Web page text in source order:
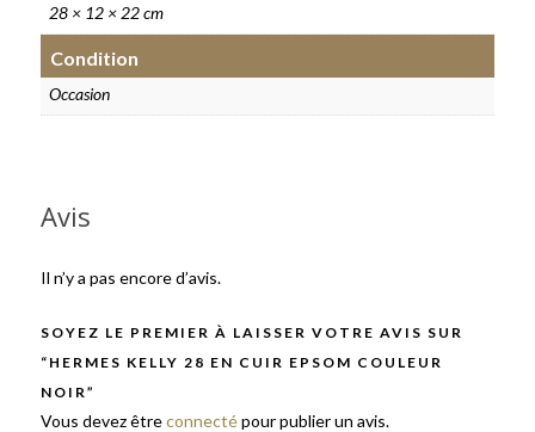
28 × 12 × 22 cm
Condition
Occasion
Avis
Il n’y a pas encore d’avis.
SOYEZ LE PREMIER À LAISSER VOTRE AVIS SUR
“HERMES KELLY 28 EN CUIR EPSOM COULEUR
NOIR”
Vous devez êtreconnectépour publier un avis.